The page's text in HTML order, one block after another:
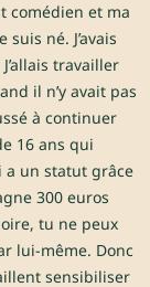
comédien et ma
né. J’avais
travailler
il n’y avait pas
à continuer
16 ans qui
a un statut grâce
300 euros
tu ne peux
lui-même. Donc
sensibiliser